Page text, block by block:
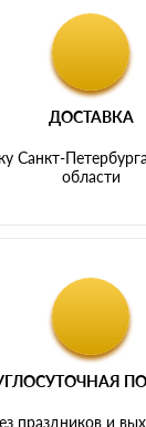
ДОСТАВКА
Санкт-
области
праздников и